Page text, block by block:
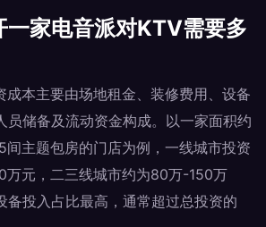
一家电音派对KTV需要多
成本主要由场地租金、装修费用、设备
员储备及流动资金构成。以一家面积约
间主题包房的门店为例，一线城市投资
万元，二三线城市约为80万-150万
备投入占比最高，通常超过总投资的